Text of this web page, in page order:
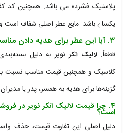
پلاستیک فشرده می باشد. همچنین کد
یکسان باشد. مایع عطر اصلی شفاف است
۳. آیا این عطر برای هدیه دادن مناسب است؟
قطعاً. لالیک انکر نویربه دلیل
کلاسیک و همچنین قیمت مناسب نسبت به
گزینه‌ها برای هدیه به همسر، پدر یا
۴. چرا قیمت لالیک انکر نویر در
است؟
دلیل اصلی این تفاوت قیمت، حذف